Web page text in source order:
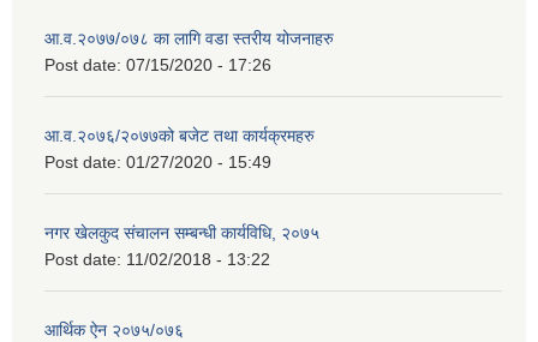
आ.व.२०७७/०७८ का लागि वडा स्तरीय योजनाहरु
Post date: 07/15/2020 - 17:26
आ.व.२०७६/२०७७को बजेट तथा कार्यक्रमहरु
Post date: 01/27/2020 - 15:49
नगर खेलकुद संचालन सम्बन्धी कार्यविधि, २०७५
Post date: 11/02/2018 - 13:22
आर्थिक ऐन २०७५/०७६